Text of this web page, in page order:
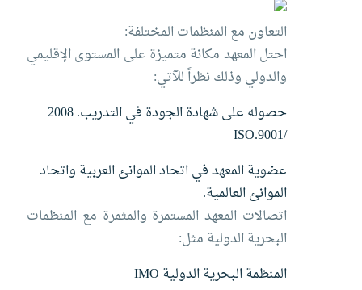
التعاون مع المنظمات المختلفة:
احتل المعهد مكانة متميزة على المستوى الإقليمي
والدولي وذلك نظراً للآتي:
حصوله على شهادة الجودة في التدريب. 2008
/9001.ISO
عضوية المعهد في اتحاد الموانئ العربية واتحاد
الموانئ العالمية.
اتصالات المعهد المستمرة والمثمرة مع المنظمات
البحرية الدولية مثل:
المنظمة البحرية الدولية IMO